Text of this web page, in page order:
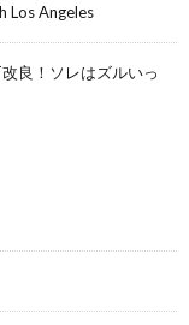
Los Angeles
良！ソレはズルいっ